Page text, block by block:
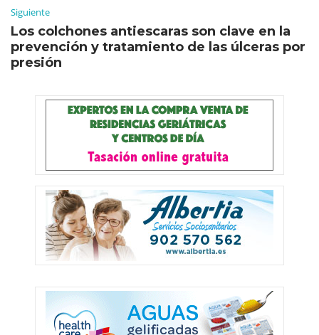
Siguiente
Los colchones antiescaras son clave en la
prevención y tratamiento de las úlceras por
presión